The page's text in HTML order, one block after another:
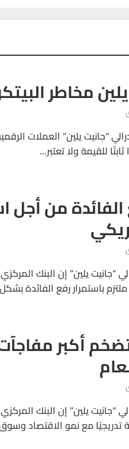
مخاطر
“جانيت يلين” العملات
للقيمة ولا تعتبر...
من أجل
“جانيت يلين” إن البنك
باستمرار رفع الفائدة
أكبر
“جانيت يلين” إن البنك
تدريجيًا مع نمو الاقتصاد